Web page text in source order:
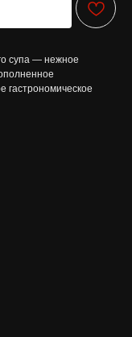
супа — нежное
гастрономическое